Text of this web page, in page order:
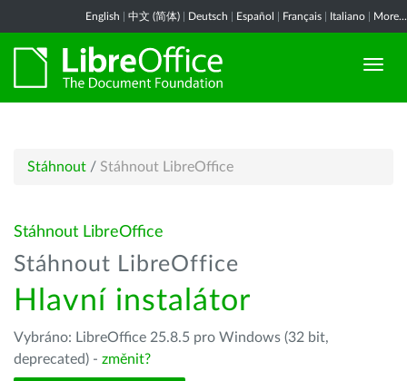
English 中文 (简体) Deutsch Español Français Italiano More...
Stáhnout / Stáhnout LibreOffice
Stáhnout LibreOffice
Stáhnout LibreOffice
Hlavní instalátor
Vybráno: LibreOffice 25.8.5 pro Windows (32 bit,
deprecated) - změnit?